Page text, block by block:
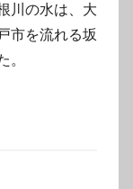
川の水は、大
市を流れる坂